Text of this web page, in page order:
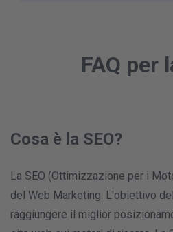
FAQ per
Cosa è la SEO?
La SEO (Ottimizzazione per i
del Web Marketing. L'obiettivo
raggiungere il miglior